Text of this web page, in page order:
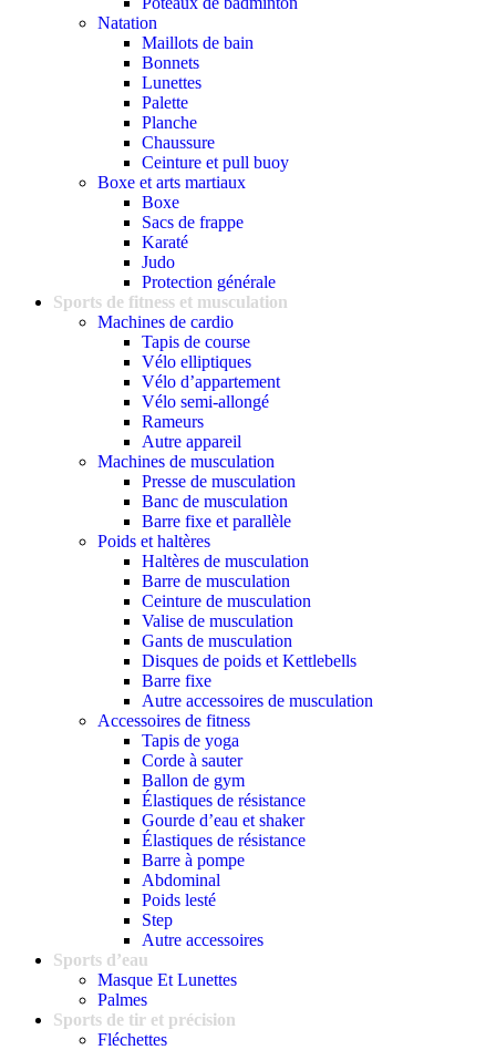
Natation
Maillots de bain
Bonnets
Lunettes
Palette
Planche
Chaussure
Ceinture et pull buoy
Boxe et arts martiaux
Boxe
Sacs de frappe
Karaté
Judo
Protection générale
Sports de fitness et musculation
Machines de cardio
Tapis de course
Vélo elliptiques
Vélo d’appartement
Vélo semi-allongé
Rameurs
Autre appareil
Machines de musculation
Presse de musculation
Banc de musculation
Barre fixe et parallèle
Poids et haltères
Haltères de musculation
Barre de musculation
Ceinture de musculation
Valise de musculation
Gants de musculation
Disques de poids et Kettlebells
Barre fixe
Autre accessoires de musculation
Accessoires de fitness
Tapis de yoga
Corde à sauter
Ballon de gym
Élastiques de résistance
Gourde d’eau et shaker
Élastiques de résistance
Barre à pompe
Abdominal
Poids lesté
Step
Autre accessoires
Sports d’eau
Masque Et Lunettes
Palmes
Sports de tir et précision
Fléchettes